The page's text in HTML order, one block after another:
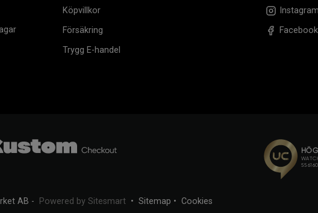
Köpvillkor
Försäkring
Trygg E-handel
Instagram
Facebook
AB - Powered by Sitesmart• Sitemap • Cookies